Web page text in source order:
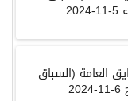
العامة (السباق